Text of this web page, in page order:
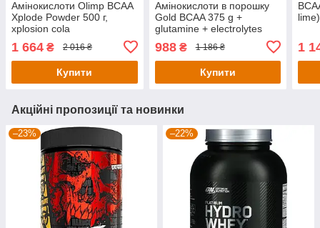
Амінокислоти Olimp BCAA
Xplode Powder 500 г,
xplosion cola
1 664 ₴ 2 016 ₴
Купити
Амінокислоти в порошку
Gold BCAA 375 g +
glutamine + electrolytes
988₴ 1 186 ₴
Купити
lime)
1
Акційні пропозиції та новинки
–23% –22%